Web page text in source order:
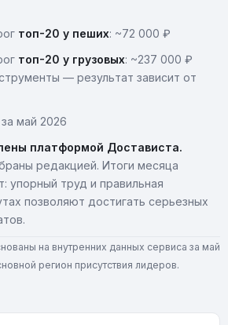
топ-20 у пеших: ~72 000 ₽
топ-20 у грузовых: ~237 000 ₽
— результат зависит от
май 2026
платформой Достависта.
редакцией. Итоги месяца
упорный труд и правильная
позволяют достигать серьезных
на внутренних данных сервиса за май
регион присутствия лидеров.